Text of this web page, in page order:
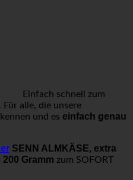
Einfach schnell zum
alle, die unsere
und es einfach genau
SENN ALMKÄSE, extra
Gramm zum SOFORT